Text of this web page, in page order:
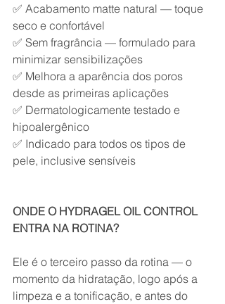
✅ Acabamento matte natural — toque
seco e confortável
✅ Sem fragrância — formulado para
minimizar sensibilizações
✅ Melhora a aparência dos poros
desde as primeiras aplicações
✅ Dermatologicamente testado e
hipoalergênico
✅ Indicado para todos os tipos de
pele, inclusive sensíveis
ONDE O HYDRAGEL OIL CONTROL
ENTRA NA ROTINA?
Ele é o terceiro passo da rotina — o
momento da hidratação, logo após a
limpeza e a tonificação, e antes do